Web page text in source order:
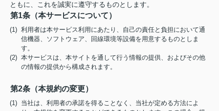
ともに、これを誠実に遵守するものとします。
第1条（本サービスについて）
(1) 利用者は本サービス利用にあたり、自己の責任と負担において通
信機器、ソフトウェア、回線環境等設備を用意するものとしま
す。
(2) 本サービスは、本サイトを通して行う情報の提供、およびその他
の情報の提供から構成されます。
第2条（本規約の変更）
(1) 当社は、利用者の承諾を得ることなく、当社が定める方法によ